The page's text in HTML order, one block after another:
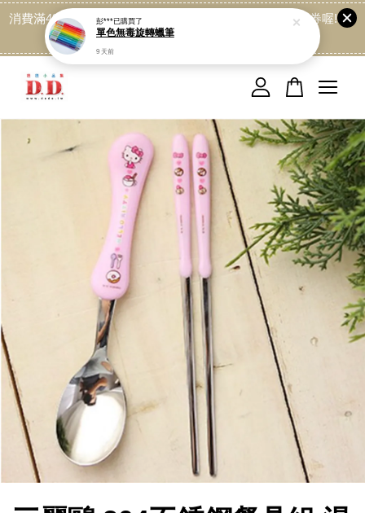
消費滿499免運喔, 記得加LINE:@dede168 領取專屬折扣券喔!
點我
您的購物車目前還是空的。
彭***已購買了
單色無毒旋轉蠟筆
9 天前